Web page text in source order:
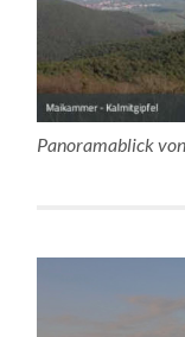
Panoramablick